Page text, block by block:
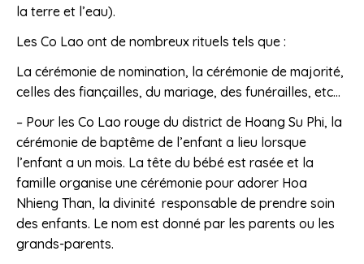
la terre et l’eau).
Les Co Lao ont de nombreux rituels tels que :
La cérémonie de nomination, la cérémonie de majorité,
celles des fiançailles, du mariage, des funérailles, etc…
– Pour les Co Lao rouge du district de Hoang Su Phi, la
cérémonie de baptême de l’enfant a lieu lorsque
l’enfant a un mois. La tête du bébé est rasée et la
famille organise une cérémonie pour adorer Hoa
Nhieng Than, la divinité responsable de prendre soin
des enfants. Le nom est donné par les parents ou les
grands-parents.